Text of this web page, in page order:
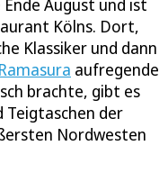
August und ist
Kölns. Dort,
Klassiker und dann
Ramasura aufregende
brachte, gibt es
Teigtaschen der
Nordwesten